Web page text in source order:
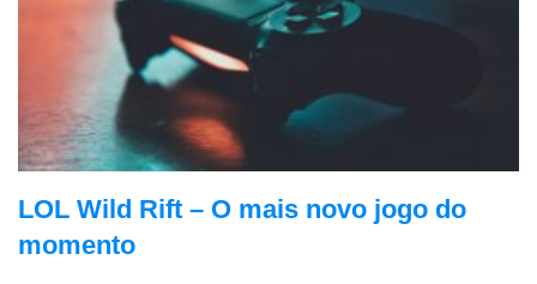
LOL Wild Rift – O mais novo jogo do
momento